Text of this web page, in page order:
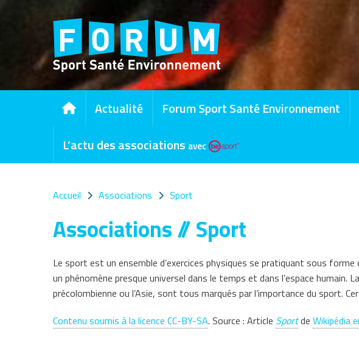
Actualité Forum Sport Santé Environnement
L’actu des associations avec
Accueil Associations Sport
Associations // Sport
Le sport est un ensemble d’exercices physiques se pratiquant sous
un phénomène presque universel dans le temps et dans l’espace humain.
précolombienne ou l’Asie, sont tous marqués par l’importance du sport.
Contenu soumis à la licence CC-BY-SA. Source : Article Sportde Wikipédia